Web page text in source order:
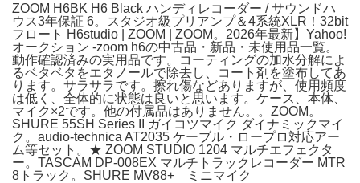
ZOOM H6BK H6 Black ハンディレコーダー / サウンドハ
ウス3年保証 6。スタジオ級プリアンプ＆4系統XLR！32bit
フロート H6studio | ZOOM | ZOOM。2026年最新】Yahoo!
オークション -zoom h6の中古品・新品・未使用品一覧。
動作確認済みの実用品です。コーティングの加水分解によ
るベタベタをエタノールで除去し、コート剤を塗布してあ
ります。サラサラです。擦れ傷などありますが、使用頻度
は低く、全体的に状態は良いと思います。ケース、本体、
マイク×2です。他の付属品はありません。。ZOOM。
SHURE 55SH Series II ガイコツマイク ダイナミックマイ
ク。audio-technica AT2035 ケーブル・ロープロ対応アー
ム等セット。★ ZOOM STUDIO 1204 マルチエフェクタ
ー。TASCAM DP-008EX マルチトラックレコーダー MTR
8トラック。SHURE MV88+ ミニマイク